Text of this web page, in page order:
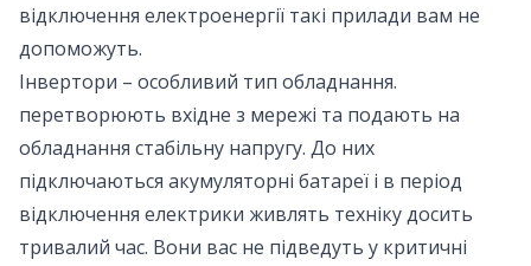
відключення електроенергії такі прилади вам не
допоможуть.
Інвертори – особливий тип обладнання.
перетворюють вхідне з мережі та подають на
обладнання стабільну напругу. До них
підключаються акумуляторні батареї і в період
відключення електрики живлять техніку досить
тривалий час. Вони вас не підведуть у критичні